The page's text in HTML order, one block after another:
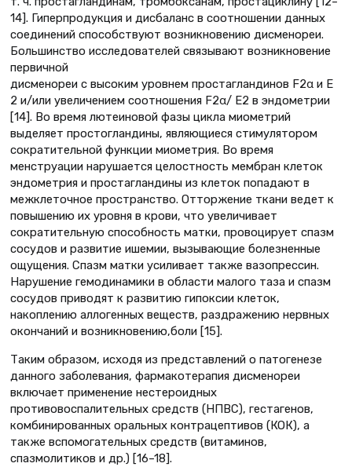
14]. Гиперпродукция и дисбаланс в соотношении данных
соединений способствуют возникновению дисменореи.
Большинство исследователей связывают возникновение
первичной
дисменореи с высоким уровнем простагландинов F2α и E
2 и/или увеличением соотношения F2α/ E2 в эндометрии
[14]. Во время лютеиновой фазы цикла миометрий
выделяет простогландины, являющиеся стимулятором
сократительной функции миометрия. Во время
менструации нарушается целостность мембран клеток
эндометрия и простагландины из клеток попадают в
межклеточное пространство. Отторжение ткани ведет к
повышению их уровня в крови, что увеличивает
сократительную способность матки, провоцирует спазм
сосудов и развитие ишемии, вызывающие болезненные
ощущения. Спазм матки усиливает также вазопрессин.
Нарушение гемодинамики в области малого таза и спазм
сосудов приводят к развитию гипоксии клеток,
накоплению аллогенных веществ, раздражению нервных
окончаний и возникновению,боли [15].
Таким образом, исходя из представлений о патогенезе
данного заболевания, фармакотерапия дисменореи
включает применение нестероидных
противовоспалительных средств (НПВС), гестагенов,
комбинированных оральных контрацептивов (КОК), а
также вспомогательных средств (витаминов,
спазмолитиков и др.) [16–18].